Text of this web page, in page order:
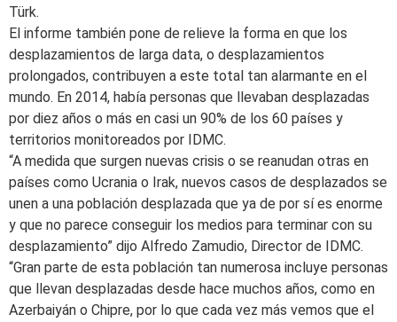
Türk.
El informe también pone de relieve la forma en que los
desplazamientos de larga data, o desplazamientos
prolongados, contribuyen a este total tan alarmante en el
mundo. En 2014, había personas que llevaban desplazadas
por diez años o más en casi un 90% de los 60 países y
territorios monitoreados por IDMC.
“A medida que surgen nuevas crisis o se reanudan otras en
países como Ucrania o Irak, nuevos casos de desplazados se
unen a una población desplazada que ya de por sí es enorme
y que no parece conseguir los medios para terminar con su
desplazamiento” dijo Alfredo Zamudio, Director de IDMC.
“Gran parte de esta población tan numerosa incluye personas
que llevan desplazadas desde hace muchos años, como en
Azerbaiyán o Chipre, por lo que cada vez más vemos que el